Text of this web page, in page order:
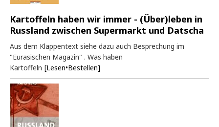
Kartoffeln haben wir immer - (Über)leben in
Russland zwischen Supermarkt und Datscha
Aus dem Klappentext siehe dazu auch Besprechung im
"Eurasischen Magazin" . Was haben
Kartoffeln [Lesen•Bestellen]